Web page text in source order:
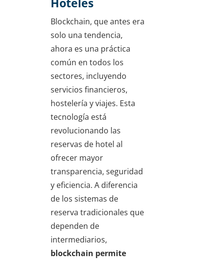
Blockchain, que antes era
solo una tendencia,
ahora es una práctica
común en todos los
sectores, incluyendo
servicios financieros,
hostelería y viajes. Esta
tecnología está
revolucionando las
reservas de hotel al
ofrecer mayor
transparencia, seguridad
y eficiencia. A diferencia
de los sistemas de
reserva tradicionales que
dependen de
intermediarios,
blockchain permite